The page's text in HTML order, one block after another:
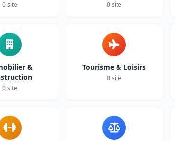
0 site 0 site
&
0 site
Tourisme & Loisirs
0 site